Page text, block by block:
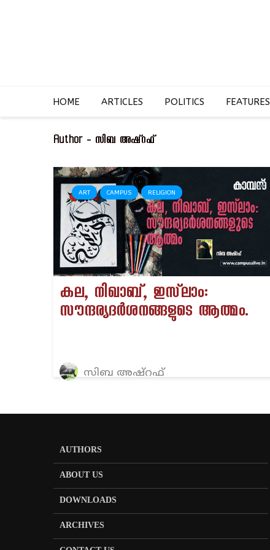
HOME ARTICLES POLITICS FEATURES
Author - സിബ അഷ്‌റഫ്‌
ART CAMPUS RELIGION
കല, നിഖാബ്, ഇസ്‌ലാം:
സൗന്ദര്യദർശനങ്ങളുടെ ആത്മം.
സിബ അഷ്‌റഫ്‌
AUTHORS
ABOUT US
DOWNLOADS
ARCHIVES